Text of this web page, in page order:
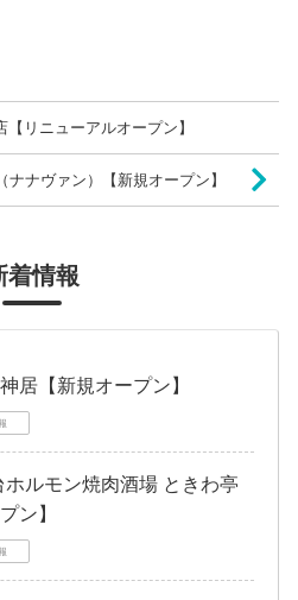
リニューアルオープン】
ナナヴァン）【新規オープン】
着情報
居【新規オープン】
ルモン焼肉酒場 ときわ亭
ン】